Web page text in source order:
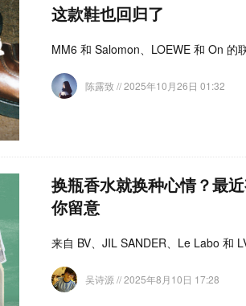
这款鞋也回归了
MM6 和 Salomon、LOEWE 和 On 的
陈露致// 2025年10月26日 01:32
换瓶香水就换种心情？最
你留意
来自 BV、JIL SANDER、Le Labo 和 LV
吴诗源 // 2025年8月10日 17:28